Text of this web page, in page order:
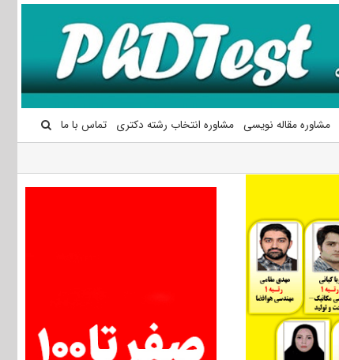
مشاوره مقاله نویسی مشاوره انتخاب رشته دکتری تماس با ما